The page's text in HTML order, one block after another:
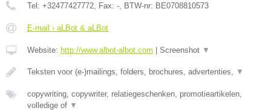
Tel: +32477427772 , Fax: - , BTW-nr: BE0708810573
E-mail › aLBot & aLBot
Website: http://www.albot-albot.com | Screenshot ▼
Teksten voor (e-)mailings, folders, brochures, advertenties, ▼
copywriting, copywriter, relatiegeschenken, promotieartikelen,
volledige of ▼